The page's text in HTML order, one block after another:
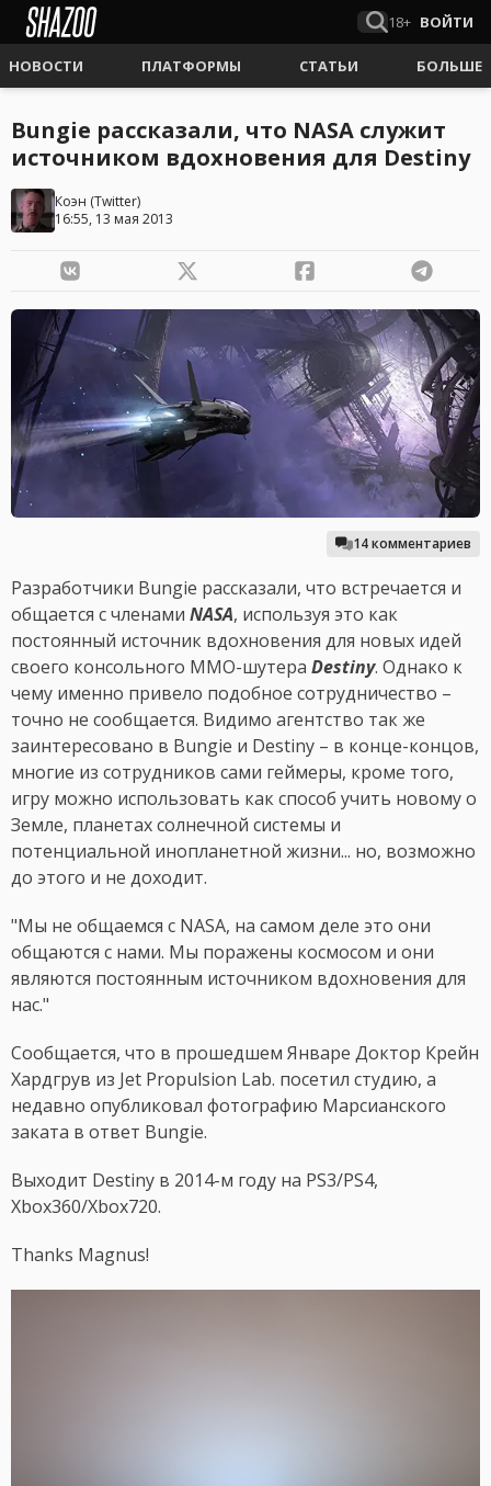
18+ ВОЙТИ
НОВОСТИ ПЛАТФОРМЫ СТАТЬИ БОЛЬШЕ
Bungie рассказали, что NASA служит
источником вдохновения для Destiny
Коэн (Twitter)
16:55, 13 мая 2013
14 комментариев
Разработчики Bungie рассказали, что встречается и
общается с членами NASA, используя это как
постоянный источник вдохновения для новых идей
своего консольного MMO-шутера Destiny. Однако к
чему именно привело подобное сотрудничество –
точно не сообщается. Видимо агентство так же
заинтересовано в Bungie и Destiny – в конце-концов,
многие из сотрудников сами геймеры, кроме того,
игру можно использовать как способ учить новому о
Земле, планетах солнечной системы и
потенциальной инопланетной жизни... но, возможно
до этого и не доходит.
"Мы не общаемся с NASA, на самом деле это они
общаются с нами. Мы поражены космосом и они
являются постоянным источником вдохновения для
нас."
Сообщается, что в прошедшем Январе Доктор Крейн
Хардгрув из Jet Propulsion Lab. посетил студию, а
недавно опубликовал фотографию Марсианского
заката в ответ Bungie.
Выходит Destiny в 2014-м году на PS3/PS4,
Xbox360/Xbox720.
Thanks Magnus!